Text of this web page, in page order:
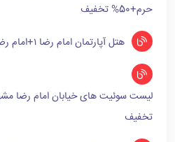
حرم+50% تخفیف
هتل آپارتمان امام رضا ۱+امام رضا 2+3+5+8+18
تخفیف